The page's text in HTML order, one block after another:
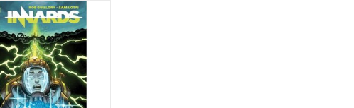
Press Innards #1
AAN WINKELWAGEN